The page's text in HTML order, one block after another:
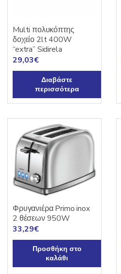
Multi πολυκόπτης
δοχείο 2lt 400W
“extra” Sidirela
29,03€
Διαβάστε
περισσότερα
Φρυγανιέρα Primo inox
2 θέσεων 950W
33,29€
Προσθήκη στο
καλάθι